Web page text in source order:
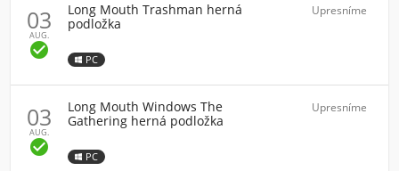
03
AUG.

Long Mouth Trashman herná
podložka
PC
Upresníme
03
AUG.

Long Mouth Windows The
Gathering herná podložka
PC
Upresníme